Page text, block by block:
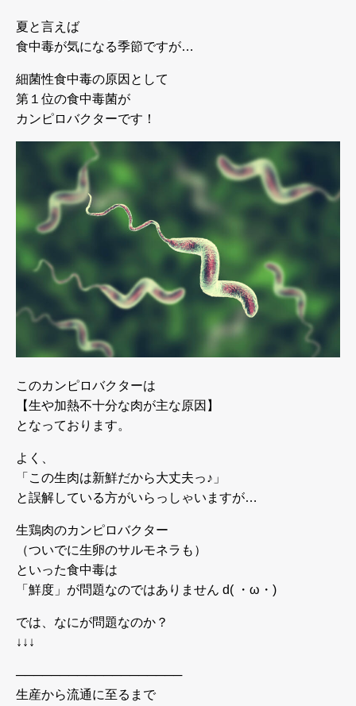
夏と言えば
食中毒が気になる季節ですが…
細菌性食中毒の原因として
第１位の食中毒菌が
カンピロバクターです！
このカンピロバクターは
【生や加熱不十分な肉が主な原因】
となっております。
よく、
「この生肉は新鮮だから大丈夫っ♪」
と誤解している方がいらっしゃいますが…
生鶏肉のカンピロバクター
（ついでに生卵のサルモネラも）
といった食中毒は
「鮮度」が問題なのではありません d( ・ω・)
では、なにが問題なのか？
↓↓↓
───────────────────
生産から流通に至るまで